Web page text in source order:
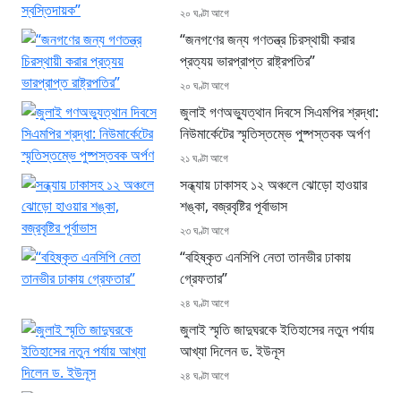
২০ ঘণ্টা আগে
“জনগণের জন্য গণতন্ত্র চিরস্থায়ী করার
প্রত্যয় ভারপ্রাপ্ত রাষ্ট্রপতির”
২০ ঘণ্টা আগে
জুলাই গণঅভ্যুত্থান দিবসে সিএমপির শ্রদ্ধা:
নিউমার্কেটের স্মৃতিস্তম্ভে পুষ্পস্তবক অর্পণ
২১ ঘণ্টা আগে
সন্ধ্যায় ঢাকাসহ ১২ অঞ্চলে ঝোড়ো হাওয়ার
শঙ্কা, বজ্রবৃষ্টির পূর্বাভাস
২৩ ঘণ্টা আগে
“বহিষ্কৃত এনসিপি নেতা তানভীর ঢাকায়
গ্রেফতার”
২৪ ঘণ্টা আগে
জুলাই স্মৃতি জাদুঘরকে ইতিহাসের নতুন পর্যায়
আখ্যা দিলেন ড. ইউনূস
২৪ ঘণ্টা আগে